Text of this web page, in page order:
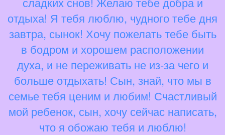
отдыха! Я тебя люблю, чудного тебе дня
завтра, сынок! Хочу пожелать тебе быть
в бодром и хорошем расположении
духа, и не переживать не из-за чего и
больше отдыхать! Сын, знай, что мы в
семье тебя ценим и любим! Счастливый
мой ребенок, сын, хочу сейчас написать,
что я обожаю тебя и люблю!